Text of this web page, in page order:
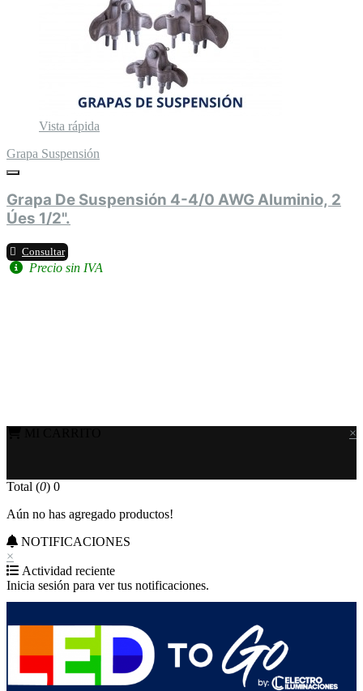
Vista rápida
Grapa Suspensión
Grapa De Suspensión 4-4/0 AWG Aluminio, 2
Úes 1/2".
Consultar
Precio sin IVA
×
Total (0) 0
Aún no has agregado productos!
NOTIFICACIONES
×
Actividad reciente
Inicia sesión para ver tus notificaciones.